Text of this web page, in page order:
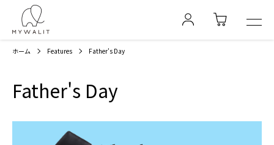
ホーム Features Father's Day
Father's Day